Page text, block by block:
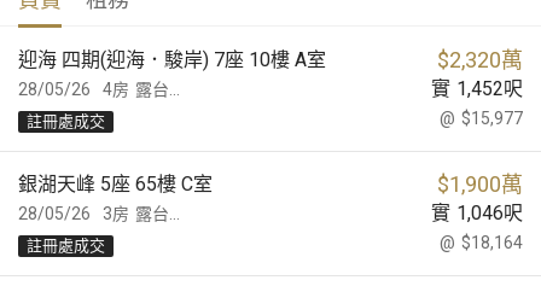
28/05/26
迎海 四期(迎海．駿岸) 7座 10樓 A室 $2,320萬
露台... 實 1,452呎
4房
@ $15,977
註冊處成交
28/05/26
銀湖天峰 5座 65樓 C室 $1,900萬
露台... 實 1,046呎
3房
@ $18,164
註冊處成交